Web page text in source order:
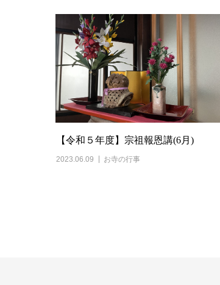
【令和５年度】宗祖報恩講(6月)
2023.06.09 お寺の行事